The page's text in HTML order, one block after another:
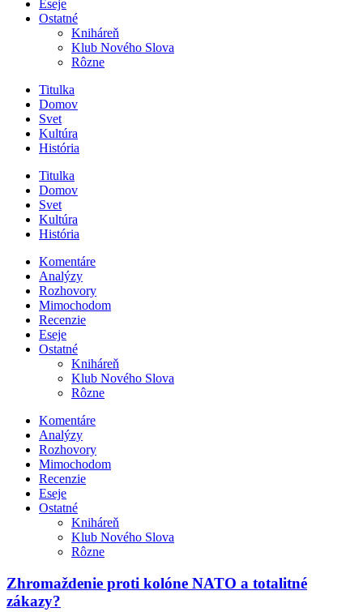
Eseje
Ostatné
Kniháreň
Klub Nového Slova
Rôzne
Titulka
Domov
Svet
Kultúra
História
Titulka
Domov
Svet
Kultúra
História
Komentáre
Analýzy
Rozhovory
Mimochodom
Recenzie
Eseje
Ostatné
Kniháreň
Klub Nového Slova
Rôzne
Komentáre
Analýzy
Rozhovory
Mimochodom
Recenzie
Eseje
Ostatné
Kniháreň
Klub Nového Slova
Rôzne
Zhromaždenie proti kolóne NATO a totalitné
zákazy?